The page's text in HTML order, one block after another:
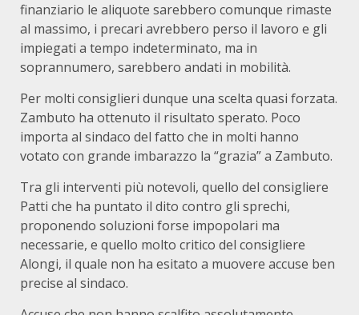
finanziario le aliquote sarebbero comunque rimaste
al massimo, i precari avrebbero perso il lavoro e gli
impiegati a tempo indeterminato, ma in
soprannumero, sarebbero andati in mobilità.
Per molti consiglieri dunque una scelta quasi forzata.
Zambuto ha ottenuto il risultato sperato. Poco
importa al sindaco del fatto che in molti hanno
votato con grande imbarazzo la “grazia” a Zambuto.
Tra gli interventi più notevoli, quello del consigliere
Patti che ha puntato il dito contro gli sprechi,
proponendo soluzioni forse impopolari ma
necessarie, e quello molto critico del consigliere
Alongi, il quale non ha esitato a muovere accuse ben
precise al sindaco.